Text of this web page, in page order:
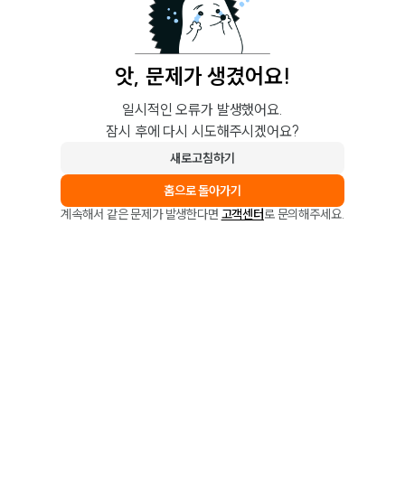
앗, 문제가 생겼어요!
일시적인 오류가 발생했어요.
잠시 후에 다시 시도해주시겠어요?
새로고침하기
홈으로 돌아가기
계속해서 같은 문제가 발생한다면 고객센터로 문의해주세요.